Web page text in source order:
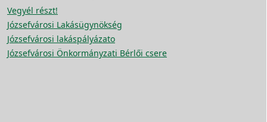
Vegyél részt!
Józsefvárosi Lakásügynökség
Józsefvárosi lakáspályázato
Józsefvárosi Önkormányzati Bérlői csere